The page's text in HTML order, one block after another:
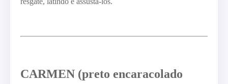
CARMEN (preto encaracolado